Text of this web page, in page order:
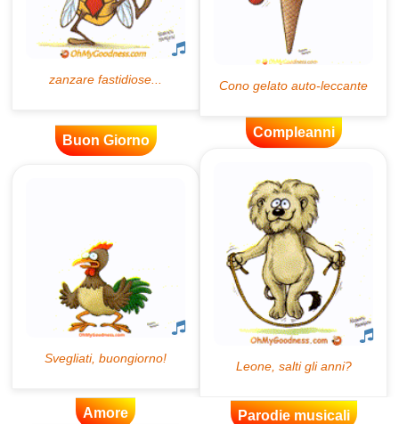
Buon Giorno
Compleanni
Amore Parodie musicali